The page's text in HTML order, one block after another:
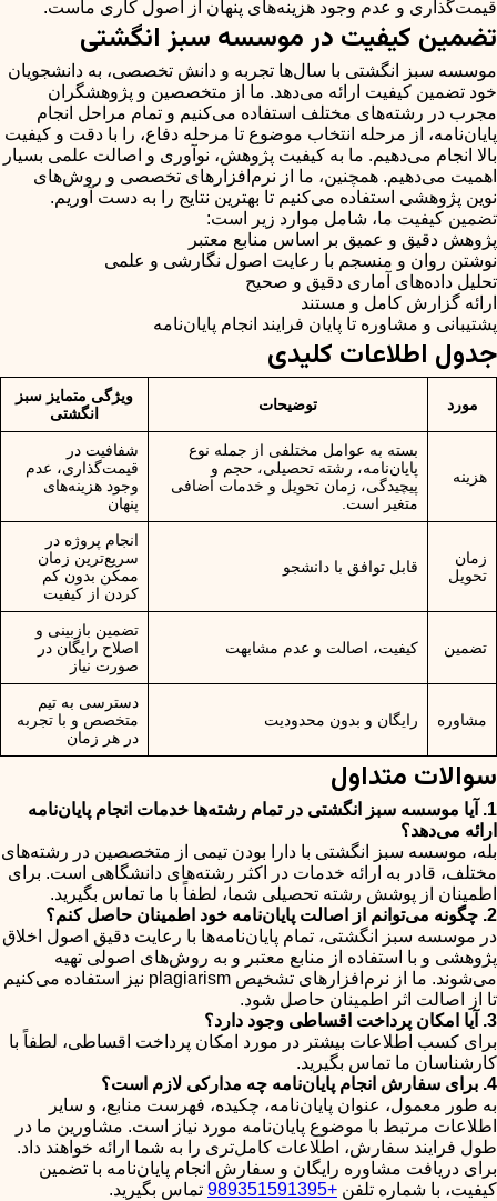
قیمت‌گذاری و عدم وجود هزینه‌های پنهان از اصول کاری ماست.
تضمین کیفیت در موسسه سبز انگشتی
موسسه سبز انگشتی با سال‌ها تجربه و دانش تخصصی، به دانشجویان
خود تضمین کیفیت ارائه می‌دهد. ما از متخصصین و پژوهشگران
مجرب در رشته‌های مختلف استفاده می‌کنیم و تمام مراحل انجام
پایان‌نامه، از مرحله انتخاب موضوع تا مرحله دفاع، را با دقت و کیفیت
بالا انجام می‌دهیم. ما به کیفیت پژوهش، نوآوری و اصالت علمی بسیار
اهمیت می‌دهیم. همچنین، ما از نرم‌افزارهای تخصصی و روش‌های
نوین پژوهشی استفاده می‌کنیم تا بهترین نتایج را به دست آوریم.
تضمین کیفیت ما، شامل موارد زیر است:
پژوهش دقیق و عمیق بر اساس منابع معتبر
نوشتن روان و منسجم با رعایت اصول نگارشی و علمی
تحلیل داده‌های آماری دقیق و صحیح
ارائه گزارش کامل و مستند
پشتیبانی و مشاوره تا پایان فرایند انجام پایان‌نامه
جدول اطلاعات کلیدی
مورد توضیحات
ویژگی متمایز سبز
انگشتی
هزینه
بسته به عوامل مختلفی از جمله نوع
پایان‌نامه، رشته تحصیلی، حجم و
پیچیدگی، زمان تحویل و خدمات اضافی
متغیر است.
شفافیت در
قیمت‌گذاری، عدم
وجود هزینه‌های
پنهان
زمان
تحویل
قابل توافق با دانشجو
انجام پروژه در
سریع‌ترین زمان
ممکن بدون کم
کردن از کیفیت
تضمین کیفیت، اصالت و عدم مشابهت
تضمین بازبینی و
اصلاح رایگان در
صورت نیاز
مشاوره رایگان و بدون محدودیت
دسترسی به تیم
متخصص و با تجربه
در هر زمان
سوالات متداول
1. آیا موسسه سبز انگشتی در تمام رشته‌ها خدمات انجام پایان‌نامه
ارائه می‌دهد؟
بله، موسسه سبز انگشتی با دارا بودن تیمی از متخصصین در رشته‌های
مختلف، قادر به ارائه خدمات در اکثر رشته‌های دانشگاهی است. برای
اطمینان از پوشش رشته تحصیلی شما، لطفاً با ما تماس بگیرید.
2. چگونه می‌توانم از اصالت پایان‌نامه خود اطمینان حاصل کنم؟
در موسسه سبز انگشتی، تمام پایان‌نامه‌ها با رعایت دقیق اصول اخلاق
پژوهشی و با استفاده از منابع معتبر و به روش‌های اصولی تهیه
می‌شوند. ما از نرم‌افزارهای تشخیص plagiarism نیز استفاده می‌کنیم
تا از اصالت اثر اطمینان حاصل شود.
3. آیا امکان پرداخت اقساطی وجود دارد؟
برای کسب اطلاعات بیشتر در مورد امکان پرداخت اقساطی، لطفاً با
کارشناسان ما تماس بگیرید.
4. برای سفارش انجام پایان‌نامه چه مدارکی لازم است؟
به طور معمول، عنوان پایان‌نامه، چکیده، فهرست منابع، و سایر
اطلاعات مرتبط با موضوع پایان‌نامه مورد نیاز است. مشاورین ما در
طول فرایند سفارش، اطلاعات کامل‌تری را به شما ارائه خواهند داد.
برای دریافت مشاوره رایگان و سفارش انجام پایان‌نامه با تضمین
کیفیت، با شماره تلفن +989351591395 تماس بگیرید.